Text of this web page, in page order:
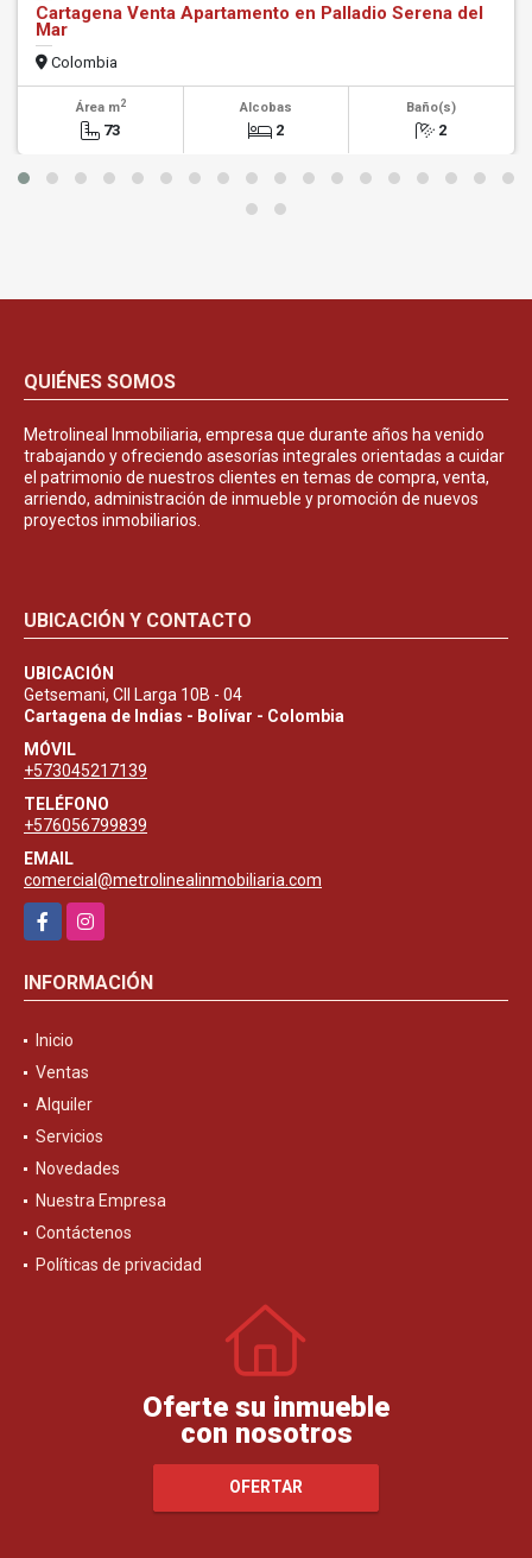
Cartagena Venta Apartamento en Palladio Serena del
Mar
Colombia
Área m2
73
Alcobas
2
Baño(s)
2
QUIÉNES SOMOS
Metrolineal Inmobiliaria, empresa que durante años ha venido
trabajando y ofreciendo asesorías integrales orientadas a cuidar
el patrimonio de nuestros clientes en temas de compra, venta,
arriendo, administración de inmueble y promoción de nuevos
proyectos inmobiliarios.
UBICACIÓN Y CONTACTO
UBICACIÓN
Getsemani, Cll Larga 10B - 04
Cartagena de Indias - Bolívar - Colombia
MÓVIL
+573045217139
TELÉFONO
+576056799839
EMAIL
comercial@metrolinealinmobiliaria.com
FacebookInstagram
INFORMACIÓN
Inicio
Ventas
Alquiler
Servicios
Novedades
Nuestra Empresa
Contáctenos
Políticas de privacidad
Oferte su inmueble
con nosotros
OFERTAR